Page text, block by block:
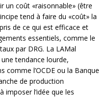
un coût «raisonnable» (être
tend à faire du «coût» la
de ce qui est efficace et
essentiels, comme le
par DRG. La LAMal
tendance lourde,
comme l’OCDE ou la Banque
de production
imposer l’idée que les